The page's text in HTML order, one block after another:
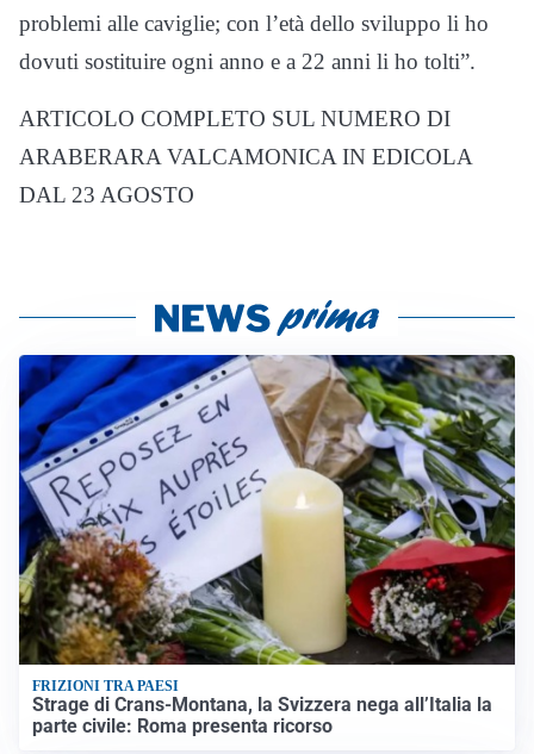
problemi alle caviglie; con l’età dello sviluppo li ho
dovuti sostituire ogni anno e a 22 anni li ho tolti”.
ARTICOLO COMPLETO SUL NUMERO DI
ARABERARA VALCAMONICA IN EDICOLA
DAL 23 AGOSTO
FRIZIONI TRA PAESI
Strage di Crans-Montana, la Svizzera nega all’Italia la
parte civile: Roma presenta ricorso